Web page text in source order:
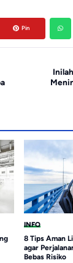
Pin
INFO
8 Tips Aman
agar
Bebas Risiko